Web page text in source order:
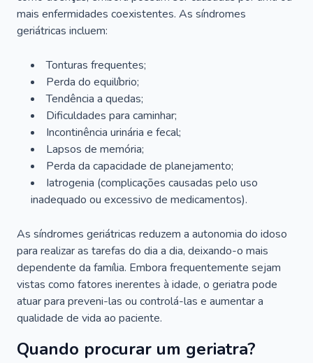
mais enfermidades coexistentes. As síndromes
geriátricas incluem:
Tonturas frequentes;
Perda do equilíbrio;
Tendência a quedas;
Dificuldades para caminhar;
Incontinência urinária e fecal;
Lapsos de memória;
Perda da capacidade de planejamento;
Iatrogenia (complicações causadas pelo uso
inadequado ou excessivo de medicamentos).
As síndromes geriátricas reduzem a autonomia do idoso
para realizar as tarefas do dia a dia, deixando-o mais
dependente da família. Embora frequentemente sejam
vistas como fatores inerentes à idade, o geriatra pode
atuar para preveni-las ou controlá-las e aumentar a
qualidade de vida ao paciente.
Quando procurar um geriatra?